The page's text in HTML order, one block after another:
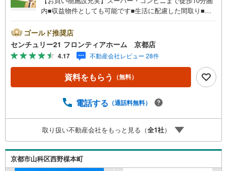
内■収益物件としても可能です■生活に配慮した間取り■各
収納付きで荷物が多い方も安心・マツヤスーパー大塚店ま
で徒歩8分・ファミリーマート京都山科大宅店まで徒歩3
分・小学校まで徒歩7分なのでお子様の通学も安心 立地・
大宅小学校まで徒歩約7分・大宅中学校まで徒歩約13分 弊
社が選ばれる理由 1.お金の扱い方のプロ、ファイナンシャ
ルプランナーが資金計画をサポート！2.買い替えなどにも
りがあるため、最も低金利になるように審査が可能！4.物
リフォームプランナーがご提案！5.定期的にご連絡を繋
ぎ、有事の際に迅速にサポートいたします弊社は専門家同
士が連携をとっているため、より多くの知見がございま
す。お気軽にお問合せください！
ゴールド推奨店
センチュリー21 フロンティアホーム 京都店
4.17 不動産会社レビュー 28件
資料をもらう （無料）
電話する （通話料無料）
取り扱い不動産会社をもっと見る（全1社）
京都市山科区西野楳本町